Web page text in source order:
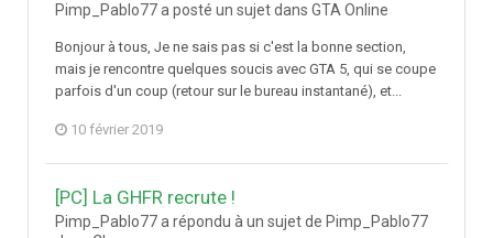
Pimp_Pablo77 a posté un sujet dans GTA Online
Bonjour à tous, Je ne sais pas si c'est la bonne section,
mais je rencontre quelques soucis avec GTA 5, qui se coupe
parfois d'un coup (retour sur le bureau instantané), et...
10 février 2019
[PC] La GHFR recrute !
Pimp_Pablo77 a répondu à un sujet de Pimp_Pablo77